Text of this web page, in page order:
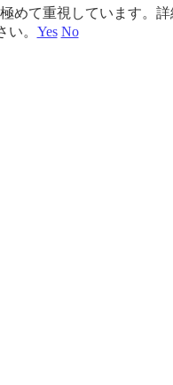
めて重視しています。
。 Yes No